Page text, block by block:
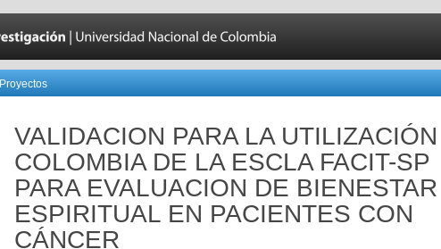
Proyectos
VALIDACION PARA LA
COLOMBIA DE LA ESCLA FACIT-SP
PARA EVALUACION DE BIENESTAR
ESPIRITUAL EN PACIENTES CON
CÁNCER